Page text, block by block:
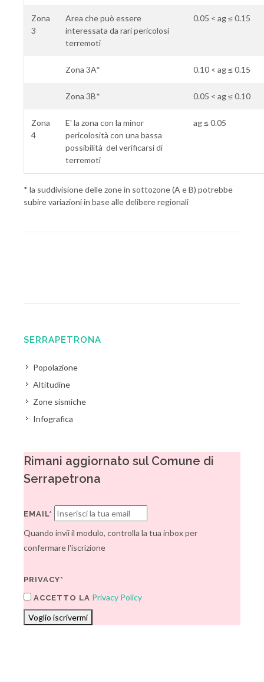
Zona
3
Area che può essere
interessata da rari pericolosi
terremoti
0.05 < ag ≤ 0.15
Zona 3A* 0.10 < ag ≤ 0.15
Zona 3B* 0.05 < ag ≤ 0.10
Zona
4
E' la zona con la minor
pericolosità con una bassa
possibilità del verificarsi di
terremoti
ag ≤ 0.05
* la suddivisione delle zone in sottozone (A e B) potrebbe
subire variazioni in base alle delibere regionali
SERRAPETRONA
Popolazione
Altitudine
Zone sismiche
Infografica
Rimani aggiornato sul Comune di
Serrapetrona
EMAIL*
Quando invii il modulo, controlla la tua inbox per
confermare l'iscrizione
PRIVACY*
ACCETTO LA Privacy Policy
Voglio iscrivermi